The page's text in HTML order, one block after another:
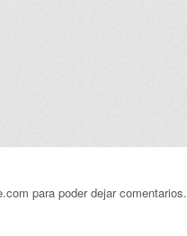
para poder dejar comentarios.